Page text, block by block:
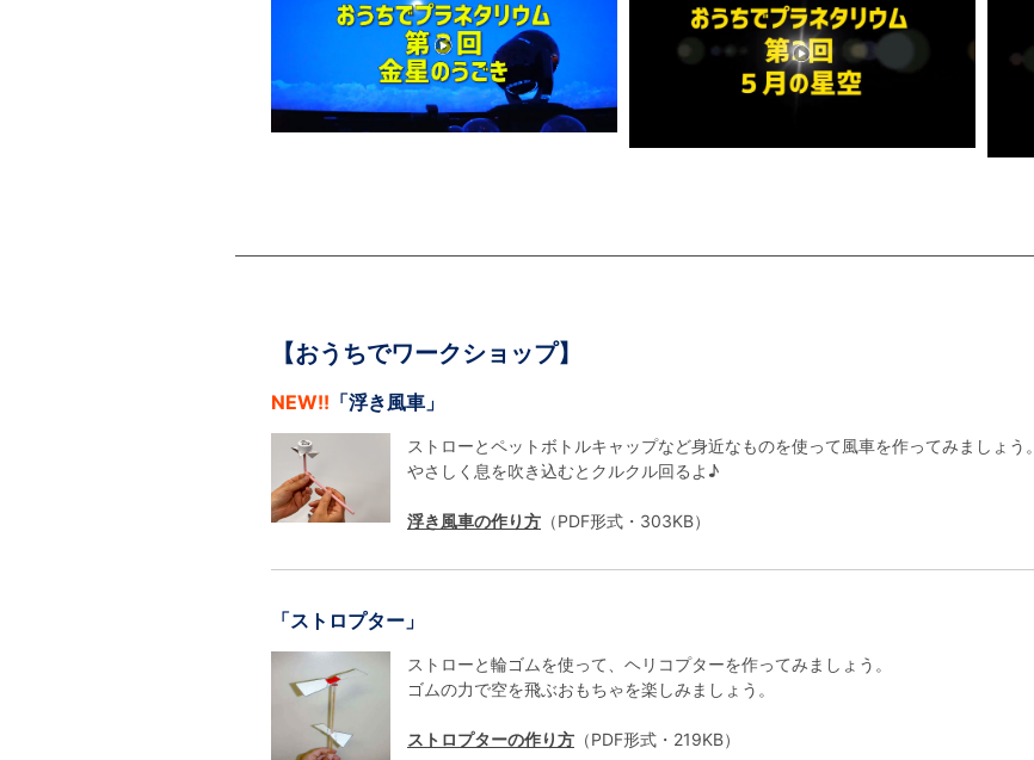
【おうちでワークショップ】
NEW!! 「浮き風車」
ストローとペットボトルキャップなど身近なものを使って風車を作ってみましょう。
やさしく息を吹き込むとクルクル回るよ♪
浮き風車の作り方 （PDF形式・303KB）
「ストロプター」
ストローと輪ゴムを使って、ヘリコプターを作ってみましょう。
ゴムの力で空を飛ぶおもちゃを楽しみましょう。
ストロプターの作り方 （PDF形式・219KB）